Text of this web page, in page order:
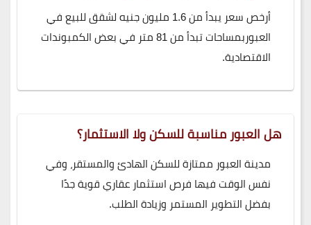
أرخص سعر يبدأ من 1.6 مليون جنيه لشقق للبيع في
العبوربمساحات تبدأ من 81 متر في بعض الكمبوندات
الاقتصادية.
هل العبور مناسبة للسكن ولا الاستثمار؟
مدينة العبور ممتازة للسكن الهادئ والمستقر، وفي
نفس الوقت فيها فرص استثمار عقاري قوية جدًا
بفضل التطوير المستمر وزيادة الطلب.